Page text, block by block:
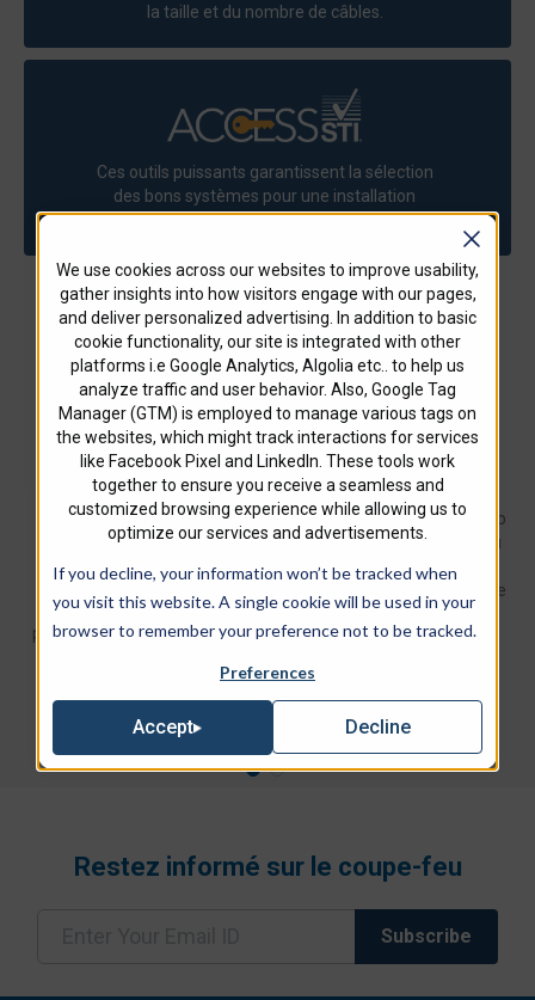
We use cookies across our websites to improve usability,
gather insights into how visitors engage with our pages,
and deliver personalized advertising. In addition to basic
cookie functionality, our site is integrated with other
platforms i.e Google Analytics, Algolia etc.. to help us
analyze traffic and user behavior. Also, Google Tag
Manager (GTM) is employed to manage various tags on
the websites, which might track interactions for services
like Facebook Pixel and LinkedIn. These tools work
together to ensure you receive a seamless and
customized browsing experience while allowing us to
optimize our services and advertisements.
If you decline, your information won’t be tracked when
you visit this website. A single cookie will be used in your
browser to remember your preference not to be tracked.
Preferences
Accept Decline
la taille et du nombre de câbles.
Ces outils puissants garantissent la sélection
des bons systèmes pour une installation
rapide et rentable de tous vos projets.
LCI Intumescent
Firestop Sealant
(scellant coupe-feu
intumescent)
Le mastic SpecSeal LCI
possède d'excellentes
propriétés de calfeutrage, ce
verticales et aériennes.
Blocs coupe-feu
SBR
Les blocs SpecSeal® Firestop
sont des produits coupe-feu
de pénétration qui
ressemblent à des briques de
mousse.
Restez informé sur le coupe-feu